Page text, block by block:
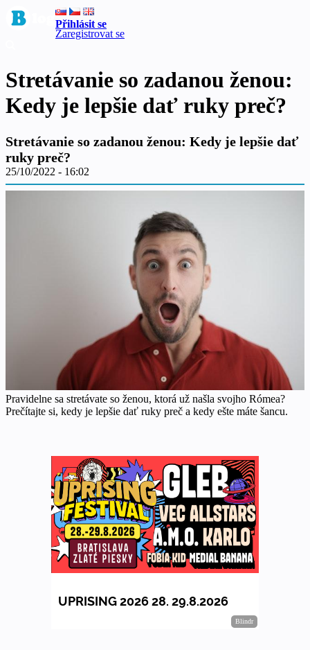
Přihlásit se
Zaregistrovat se
Stretávanie so zadanou ženou:
Kedy je lepšie dať ruky preč?
Stretávanie so zadanou ženou: Kedy je lepšie dať
ruky preč?
25/10/2022 - 16:02
Pravidelne sa stretávate so ženou, ktorá už našla svojho Rómea?
Prečítajte si, kedy je lepšie dať ruky preč a kedy ešte máte šancu.